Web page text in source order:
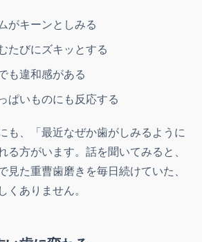
がキーンとしみる
たびにズキッとする
も違和感がある
ぱいものにも反応する
も、「最近なぜか歯がしみるように
る方がいます。話を聞いてみると、
見た重曹歯磨きを毎日続けていた、
くありません。